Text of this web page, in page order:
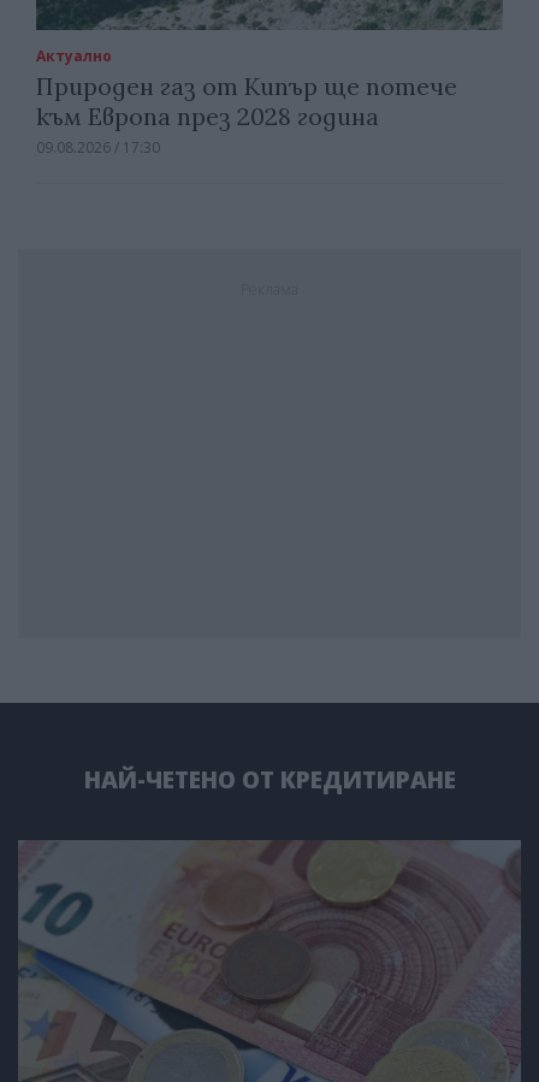
Актуално
Природен газ от Кипър ще потече
към Европа през 2028 година
09.08.2026 / 17:30
НАЙ-ЧЕТЕНО ОТ КРЕДИТИРАНЕ